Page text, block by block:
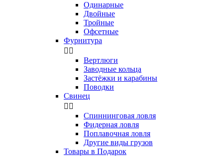
Одинарные
Двойные
Тройные
Офсетные
Фурнитура
 
Вертлюги
Заводные кольца
Застёжки и карабины
Поводки
Свинец
 
Спиннинговая ловля
Фидерная ловля
Поплавочная ловля
Другие виды грузов
Товары в Подарок